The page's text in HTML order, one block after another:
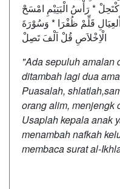
* رَأْسُ الْيَتِيْمِ امْسَحْ
قَلِّمْ ظُفْرَا * وَسُوْرَةَ
الْاِخْلاَصِ قُلْ اَلْفَ تَصِلْ
"Ada sepuluh amalan
ditambah lagi dua
Puasalah,
orang alim, menjengk
Usaplah kepala anak
menambah nafkah
membaca surat al-